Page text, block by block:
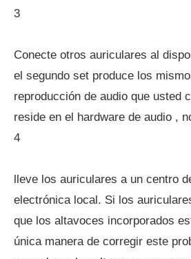
3
Conecte otros auriculares al
el segundo set produce los
reproducción de audio que usted
reside en el hardware de audio ,
4
lleve los auriculares a un centro
electrónica local. Si los
que los altavoces incorporados
única manera de corregir este